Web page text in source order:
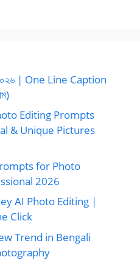
| One Line Caption
Editing Prompts
& Unique Pictures
for Photo
2026
AI Photo Editing |
Click
Trend in Bengali